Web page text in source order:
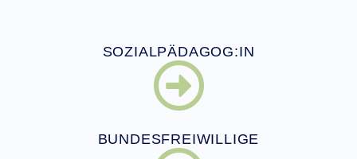
SOZIALPÄDAGOG:IN
BUNDESFREIWILLIGE